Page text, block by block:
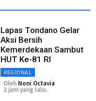
Lapas Tondano Gelar
Aksi Bersih
Kemerdekaan Sambut
HUT Ke-81 RI
REGIONAL
Oleh Noni Octavia
2 jam yang lalu.